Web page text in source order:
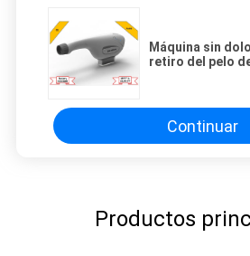
Máquina sin
retiro del pelo
Continuar
Productos